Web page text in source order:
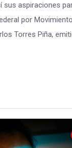
sus aspiraciones
por
Torres Piña,